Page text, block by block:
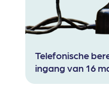
Telefonische
ingang van 16